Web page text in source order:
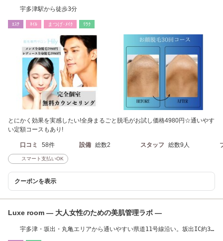
宇多津駅から徒歩3分
ｴｽﾃ ﾈｲﾙ まつげ･ﾒｲｸ ﾘﾗｸ
とにかく効果を実感したい!全身まるごと脱毛がお試し価格4980円☆通いやす
い定額コースもあり!
口コミ 58件 設備 総数2 スタッフ 総数9人
スマート支払いOK
クーポンを表示
Luxe room ― 大人女性のための美肌管理ラボ ―
宇多津・坂出・丸亀エリアから通いやすい県道11号線沿い。坂出IC約3